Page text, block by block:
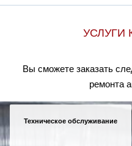
УСЛУГИ
Вы сможете заказать
ремонта
Техническое обслуживание